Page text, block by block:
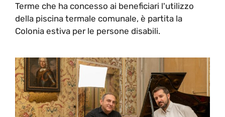
Terme che ha concesso ai beneficiari l'utilizzo
della piscina termale comunale, è partita la
Colonia estiva per le persone disabili.